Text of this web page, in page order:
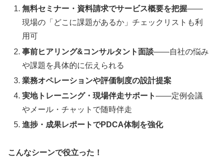
無料セミナー・資料請求でサービス概要を把握——
現場の「どこに課題があるか」チェックリストも利
用可
事前ヒアリング&コンサルタント面談——自社の悩み
や課題を具体的に伝えられる
業務オペレーションや評価制度の設計提案
実地トレーニング・現場伴走サポート——定例会議
やメール・チャットで随時伴走
進捗・成果レポートでPDCA体制を強化
こんなシーンで役立った！